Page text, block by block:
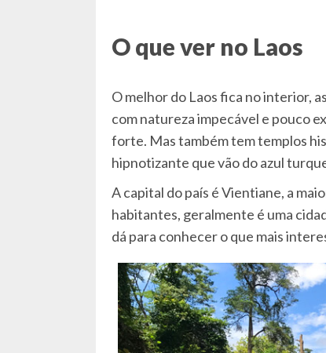
O que ver no Laos
O melhor do Laos fica no interior,
com natureza impecável e pouco
forte. Mas também tem templos
hipnotizante que vão do azul
A capital do país é Vientiane, a
habitantes, geralmente é uma
dá para conhecer o que mais